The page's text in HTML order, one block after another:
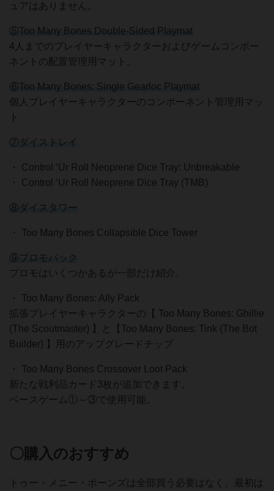
ュアはありません。
⑤Too Many Bones Double-Sided Playmat
4人までのプレイヤーキャラクターおよびゲームコンポー
ネントの配置管理用マット。
⑥Too Many Bones: Single Gearloc Playmat
個人プレイヤーキャラクターのコンポーネント管理用マッ
ト
⑦ダイストレイ
・ Control ‘Ur Roll Neoprene Dice Tray: Unbreakable
・ Control ‘Ur Roll Neoprene Dice Tray (TMB)
⑧ダイスタワー
・ Too Many Bones Collapsible Dice Tower
⑨プロモパック
プロモはいくつかあるが一部だけ紹介。
・ Too Many Bones: Ally Pack
拡張プレイヤーキャラクターの【 Too Many Bones: Ghillie
(The Scoutmaster) 】と【Too Many Bones: Tink (The Bot
Builder) 】用のアップグレードチップ
・ Too Many Bones Crossover Loot Pack
新たな戦利品カード3枚が追加できます。
ベースゲーム①～③で使用可能。
〇購入のおすすめ
トゥー・メニー・ボーンズは全部買う必要はなく、最初は